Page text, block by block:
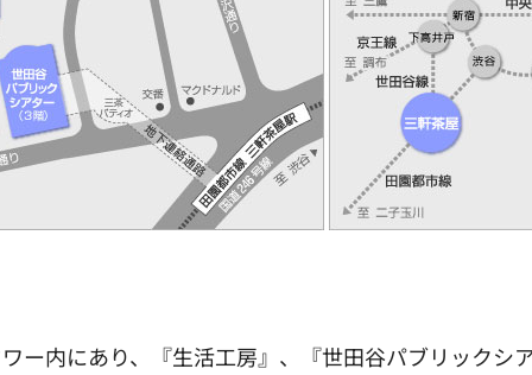
ー内にあり、『生活工房』、『世田谷パブリックシ